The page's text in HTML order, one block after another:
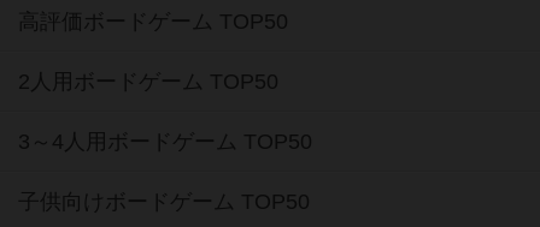
高評価ボードゲーム TOP50
2人用ボードゲーム TOP50
3～4人用ボードゲーム TOP50
子供向けボードゲーム TOP50